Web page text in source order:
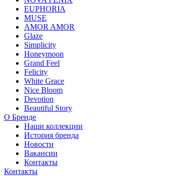
EUPHORIA
MUSE
AMOR AMOR
Glaze
Simplicity
Honeymoon
Grand Feel
Felicity
White Grace
Nice Bloom
Devotion
Beautiful Story
О Бренде
Наши коллекции
История бренда
Новости
Вакансии
Контакты
Контакты